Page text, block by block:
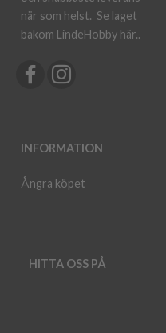
när som helst. Se laget
bakom LindeHobby här..
INFORMATION
Ångra köpet
HITTA OSS PÅ